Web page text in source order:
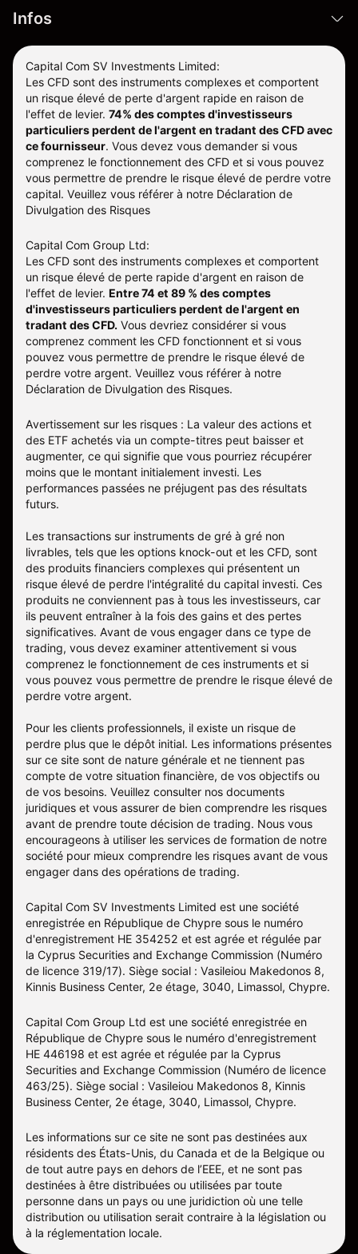
Infos
Capital Com SV Investments Limited:
Les CFD sont des instruments complexes et comportent
un risque élevé de perte d'argent rapide en raison de
l'effet de levier. 74% des comptes d'investisseurs
particuliers perdent de l'argent en tradant des CFD avec
ce fournisseur. Vous devez vous demander si vous
comprenez le fonctionnement des CFD et si vous pouvez
vous permettre de prendre le risque élevé de perdre votre
capital. Veuillez vous référer à notre Déclaration de
Divulgation des Risques
Capital Com Group Ltd:
Les CFD sont des instruments complexes et comportent
un risque élevé de perte rapide d'argent en raison de
l'effet de levier. Entre 74 et 89 % des comptes
d'investisseurs particuliers perdent de l'argent en
tradant des CFD. Vous devriez considérer si vous
comprenez comment les CFD fonctionnent et si vous
pouvez vous permettre de prendre le risque élevé de
perdre votre argent. Veuillez vous référer à notre
Déclaration de Divulgation des Risques.
Avertissement sur les risques : La valeur des actions et
des ETF achetés via un compte-titres peut baisser et
augmenter, ce qui signifie que vous pourriez récupérer
moins que le montant initialement investi. Les
performances passées ne préjugent pas des résultats
futurs.
Les transactions sur instruments de gré à gré non
livrables, tels que les options knock-out et les CFD, sont
des produits financiers complexes qui présentent un
risque élevé de perdre l'intégralité du capital investi. Ces
produits ne conviennent pas à tous les investisseurs, car
ils peuvent entraîner à la fois des gains et des pertes
significatives. Avant de vous engager dans ce type de
trading, vous devez examiner attentivement si vous
comprenez le fonctionnement de ces instruments et si
vous pouvez vous permettre de prendre le risque élevé de
perdre votre argent.
Pour les clients professionnels, il existe un risque de
perdre plus que le dépôt initial. Les informations présentes
sur ce site sont de nature générale et ne tiennent pas
compte de votre situation financière, de vos objectifs ou
de vos besoins. Veuillez consulter nos documents
juridiques et vous assurer de bien comprendre les risques
avant de prendre toute décision de trading. Nous vous
encourageons à utiliser les services de formation de notre
société pour mieux comprendre les risques avant de vous
engager dans des opérations de trading.
Capital Com SV Investments Limited est une société
enregistrée en République de Chypre sous le numéro
d'enregistrement HE 354252 et est agrée et régulée par
la Cyprus Securities and Exchange Commission (Numéro
de licence 319/17). Siège social : Vasileiou Makedonos 8,
Kinnis Business Center, 2e étage, 3040, Limassol, Chypre.
Capital Com Group Ltd est une société enregistrée en
République de Chypre sous le numéro d'enregistrement
ΗΕ 446198 et est agrée et régulée par la Cyprus
Securities and Exchange Commission (Numéro de licence
463/25). Siège social : Vasileiou Makedonos 8, Kinnis
Business Center, 2e étage, 3040, Limassol, Chypre.
Les informations sur ce site ne sont pas destinées aux
résidents des États-Unis, du Canada et de la Belgique ou
de tout autre pays en dehors de l’EEE, et ne sont pas
destinées à être distribuées ou utilisées par toute
personne dans un pays ou une juridiction où une telle
distribution ou utilisation serait contraire à la législation ou
à la réglementation locale.